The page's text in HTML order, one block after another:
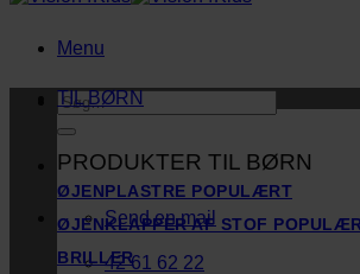
Menu
Søg
efter:
Send en mail
42 61 62 22
TIL BØRN
PRODUKTER TIL BØRN
ØJENPLASTRE
ØJENKLAPPER AF STOF
BRILLER